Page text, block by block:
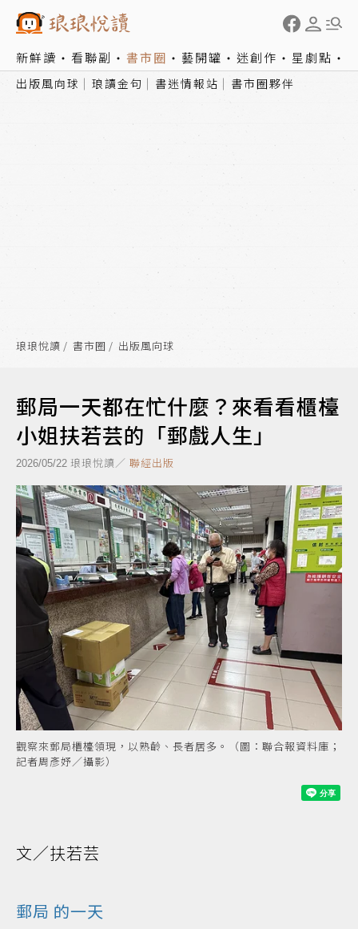
新鮮讀 看聯副 書市圈 藝開罐 迷創作 星劇點
出版風向球 琅讀金句 書迷情報站 書市圈夥伴
琅琅悅讀 書市圈 出版風向球
郵局一天都在忙什麼？來看看櫃檯
小姐扶若芸的「郵戲人生」
2026/05/22 琅琅悅讀／ 聯經出版
觀察來郵局櫃檯領現，以熟齡、長者居多。（圖：聯合報資料庫；
記者周彥妤／攝影）
文／扶若芸
郵局 的一天